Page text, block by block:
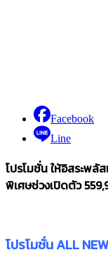
Facebook
Line
โปรโมชั่น ให้อิสระพลัส
พิเศษช่วงเปิดตัว
โปรโมชั่น ALL